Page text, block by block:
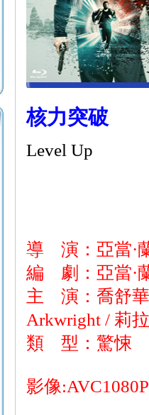
核力突破
Level Up
導 演：亞當·
編 劇：亞當·
主 演：喬舒華
Arkwright / 莉
類 型：驚悚
影像